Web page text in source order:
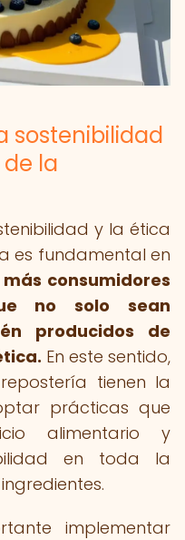
sostenibilidad
la
y la ética
es fundamental en
consumidores
no solo sean
producidos de
En este sentido,
tienen la
prácticas que
alimentario y
en toda la
implementar